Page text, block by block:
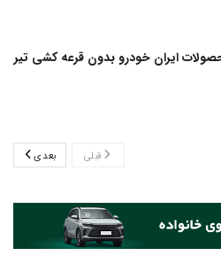
ایران خودرو بدون قرعه کشی تیر
قبلی بعدی